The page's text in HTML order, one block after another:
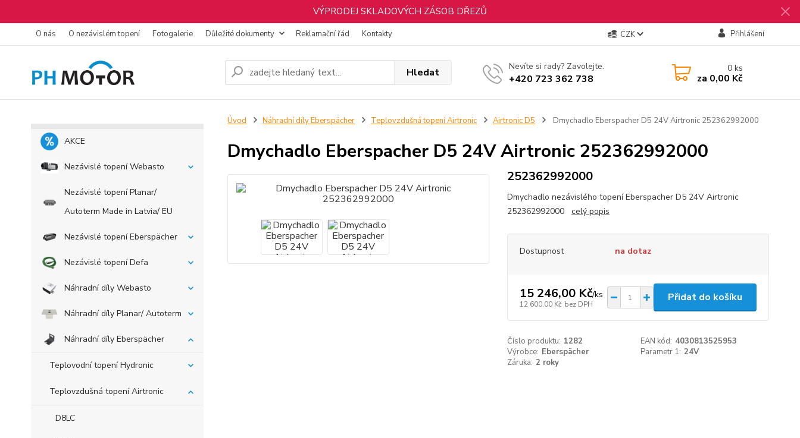
VÝPRODEJ SKLADOVÝCH ZÁSOB DŘEZŮ
O nás O nezávislém topení Fotogalerie Důležité dokumenty Reklamační řád Kontakty CZK Přihlášení
Hledat Nevíte si rady? Zavolejte.
+420 723 362 738
0ks
za 0,00 Kč
AKCE
Nezávislé topení Webasto
Nezávislé topení Planar/
Autoterm Made in Latvia/ EU
Nezávislé topení Eberspächer
Nezávislé topení Defa
Náhradní díly Webasto
Náhradní díly Planar/ Autoterm
Náhradní díly Eberspächer
Teplovodní topení Hydronic
Teplovzdušná topení Airtronic
D8LC
Úvod Náhradní díly Eberspächer Teplovzdušná topení Airtronic Airtronic D5 Dmychadlo Eberspacher D5 24V Airtronic 252362992000
Dmychadlo Eberspacher D5 24V Airtronic 252362992000
252362992000
Dmychadlo nezávislého topení Eberspacher D5 24V Airtronic
252362992000 celý popis
Dostupnost na dotaz
15 246,00 Kč/ks
12 600,00 Kč bez DPH
Přidat do košíku
Číslo produktu: 1282 EAN kód: 4030813525953
Výrobce: Eberspächer Parametr 1: 24V
Záruka: 2 roky